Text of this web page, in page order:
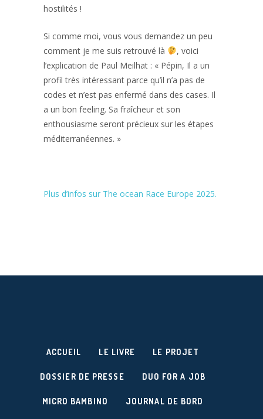
hostilités !
Si comme moi, vous vous demandez un peu
comment je me suis retrouvé là
, voici
l’explication de Paul Meilhat : « Pépin, Il a un
profil très intéressant parce qu’il n’a pas de
codes et n’est pas enfermé dans des cases. Il
a un bon feeling. Sa fraîcheur et son
enthousiasme seront précieux sur les étapes
méditerranéennes. »
Plus d’infos sur The ocean Race Europe 2025.
ACCUEIL LE LIVRE LE PROJET
DOSSIER DE PRESSE DUO FOR A JOB
MICRO BAMBINO JOURNAL DE BORD